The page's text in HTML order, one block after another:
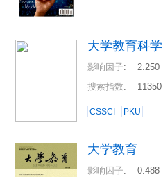
大学教育科学
影响因子: 2.250
搜索指数: 11350
CSSCI PKU
大学教育
影响因子: 0.488